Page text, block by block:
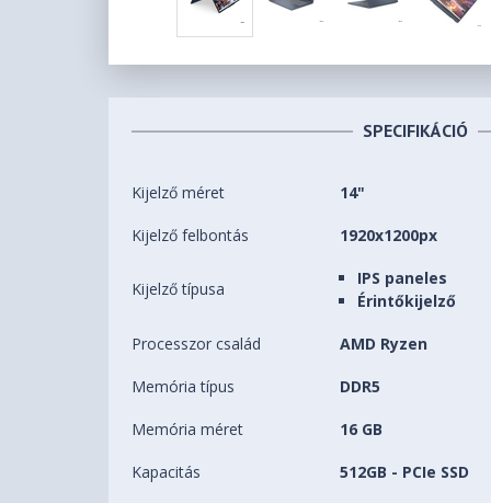
SPECIFIKÁCIÓ
Kijelző méret 14"
Kijelző felbontás 1920x1200px
Kijelző típusa
IPS paneles
Érintőkijelző
Processzor család AMD Ryzen
Memória típus DDR5
Memória méret 16 GB
Kapacitás 512GB - PCIe SSD